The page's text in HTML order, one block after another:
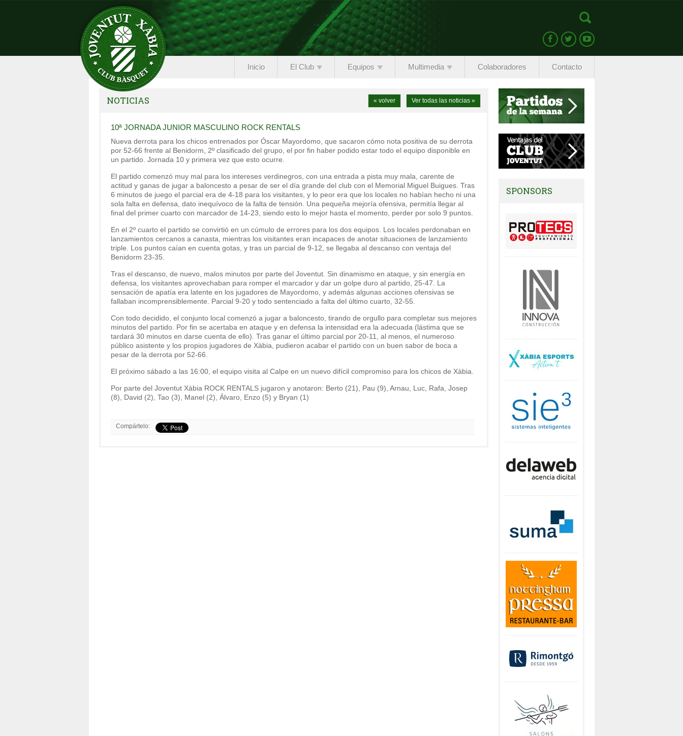
Inicio El Club Equipos Multimedia Colaboradores Contacto
NOTICIAS Ver todas las noticias »
« volver
10ª JORNADA JUNIOR MASCULINO ROCK RENTALS
Nueva derrota para los chicos entrenados por Óscar Mayordomo, que sacaron cómo nota positiva de su derrota
por 52-66 frente al Benidorm, 2º clasificado del grupo, el por fin haber podido estar todo el equipo disponible en
un partido. Jornada 10 y primera vez que esto ocurre.
El partido comenzó muy mal para los intereses verdinegros, con una entrada a pista muy mala, carente de
actitud y ganas de jugar a baloncesto a pesar de ser el día grande del club con el Memorial Miguel Buigues. Tras
6 minutos de juego el parcial era de 4-18 para los visitantes, y lo peor era que los locales no habían hecho ni una
sola falta en defensa, dato inequívoco de la falta de tensión. Una pequeña mejoría ofensiva, permitía llegar al
final del primer cuarto con marcador de 14-23, siendo esto lo mejor hasta el momento, perder por solo 9 puntos.
En el 2º cuarto el partido se convirtió en un cúmulo de errores para los dos equipos. Los locales perdonaban en
lanzamientos cercanos a canasta, mientras los visitantes eran incapaces de anotar situaciones de lanzamiento
triple. Los puntos caían en cuenta gotas, y tras un parcial de 9-12, se llegaba al descanso con ventaja del
Benidorm 23-35.
Tras el descanso, de nuevo, malos minutos por parte del Joventut. Sin dinamismo en ataque, y sin energía en
defensa, los visitantes aprovechaban para romper el marcador y dar un golpe duro al partido, 25-47. La
sensación de apatía era latente en los jugadores de Mayordomo, y además algunas acciones ofensivas se
fallaban incomprensiblemente. Parcial 9-20 y todo sentenciado a falta del último cuarto, 32-55.
Con todo decidido, el conjunto local comenzó a jugar a baloncesto, tirando de orgullo para completar sus mejores
minutos del partido. Por fin se acertaba en ataque y en defensa la intensidad era la adecuada (lástima que se
tardará 30 minutos en darse cuenta de ello). Tras ganar el último parcial por 20-11, al menos, el numeroso
público asistente y los propios jugadores de Xàbia, pudieron acabar el partido con un buen sabor de boca a
pesar de la derrota por 52-66.
El próximo sábado a las 16:00, el equipo visita al Calpe en un nuevo difícil compromiso para los chicos de Xàbia.
Por parte del Joventut Xàbia ROCK RENTALS jugaron y anotaron: Berto (21), Pau (9), Arnau, Luc, Rafa, Josep
(8), David (2), Tao (3), Manel (2), Álvaro, Enzo (5) y Bryan (1)
Compártelo:
SPONSORS